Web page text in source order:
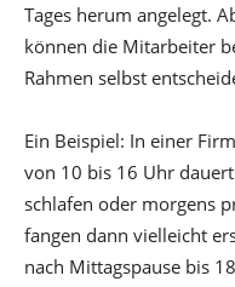
Tages herum angelegt.
können die Mitarbeiter
Rahmen selbst
Ein Beispiel: In einer
von 10 bis 16 Uhr
schlafen oder morgens
fangen dann vielleicht
nach Mittagspause bis